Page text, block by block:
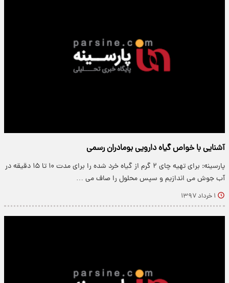
آشنایی با خواص گیاه دارویی بومادران رسمی
پارسینه: برای تهیه چای ۲ گرم از گیاه خرد شده را برای مدت ۱۰ تا ۱۵ دقیقه در
آب جوش می اندازیم و سپس محلول را صاف می …
۱ خرداد ۱۳۹۷